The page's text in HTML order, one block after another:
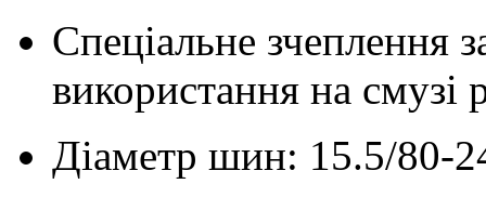
Спеціальне зчеплення
використання на смузі
Діаметр шин: 15.5/80-